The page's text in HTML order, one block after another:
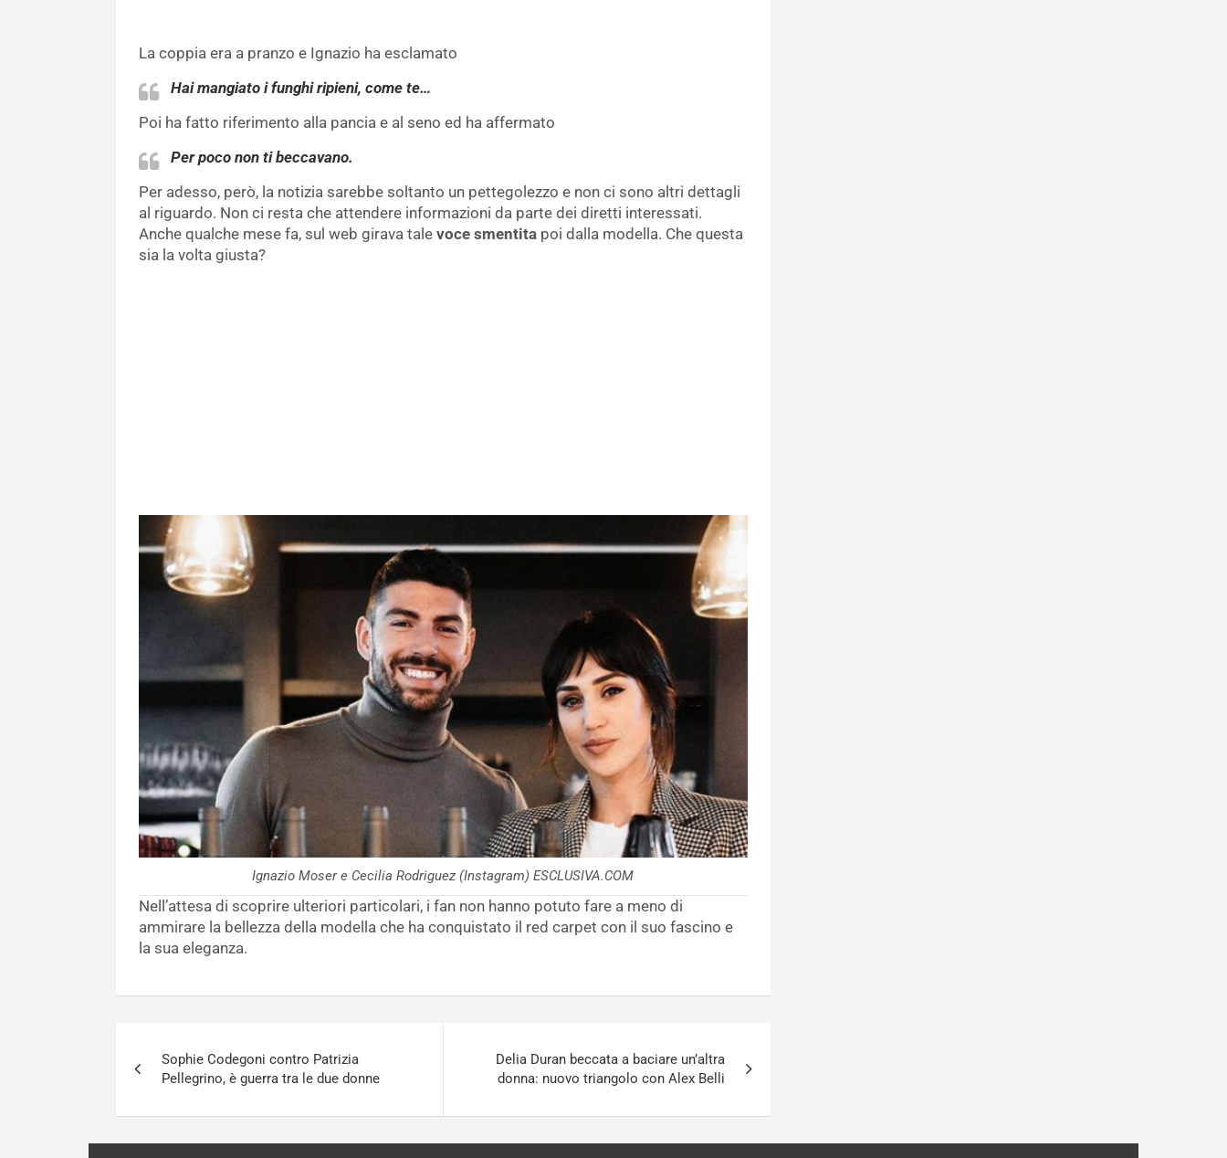
La coppia era a pranzo e Ignazio ha esclamato
Hai mangiato i funghi ripieni, come te…
Poi ha fatto riferimento alla pancia e al seno ed ha affermato
Per poco non ti beccavano.
Per adesso, però, la notizia sarebbe soltanto un pettegolezzo e non ci sono altri dettagli
al riguardo. Non ci resta che attendere informazioni da parte dei diretti interessati.
Anche qualche mese fa, sul web girava tale voce smentita poi dalla modella. Che questa
sia la volta giusta?
Ignazio Moser e Cecilia Rodriguez (Instagram) ESCLUSIVA.COM
Nell’attesa di scoprire ulteriori particolari, i fan non hanno potuto fare a meno di
ammirare la bellezza della modella che ha conquistato il red carpet con il suo fascino e
la sua eleganza.
articoli
Sophie Codegoni contro Patrizia
Pellegrino, è guerra tra le due donne
Delia Duran beccata a baciare un’altra
donna: nuovo triangolo con Alex Belli